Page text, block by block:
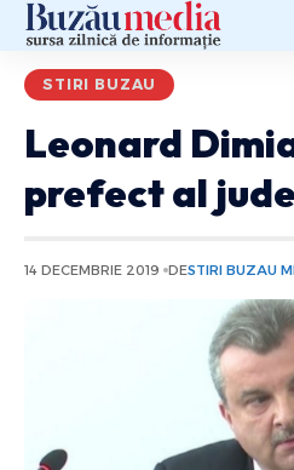
STIRI BUZAU
Leonard
prefect al
14 DECEMBRIE 2019 DESTIRI BUZAU